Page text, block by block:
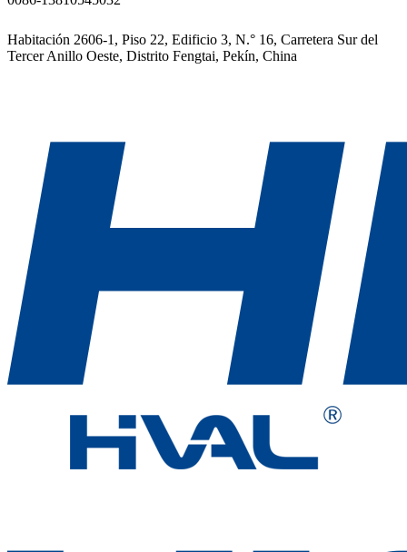
Habitación 2606-1, Piso 22, Edificio 3, N.° 16, Carretera Sur del
Tercer Anillo Oeste, Distrito Fengtai, Pekín, China